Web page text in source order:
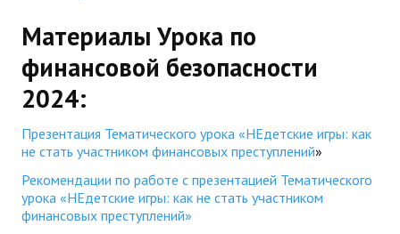
Материалы Урока по
финансовой безопасности
2024:
Презентация Тематического урока «НЕдетские игры: как
не стать участником финансовых преступлений»
Рекомендации по работе с презентацией Тематического
урока «НЕдетские игры: как не стать участником
финансовых преступлений»